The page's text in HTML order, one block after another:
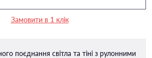
Замовити в 1 клік
поєднання світла та тіні з рулонними